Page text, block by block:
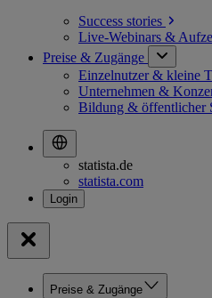
Success stories
Live-Webinars &
Preise & Zugänge
Einzelnutzer & kleine
Unternehmen &
Bildung & öffentlicher
statista.de
statista.com
Preise & Zugänge